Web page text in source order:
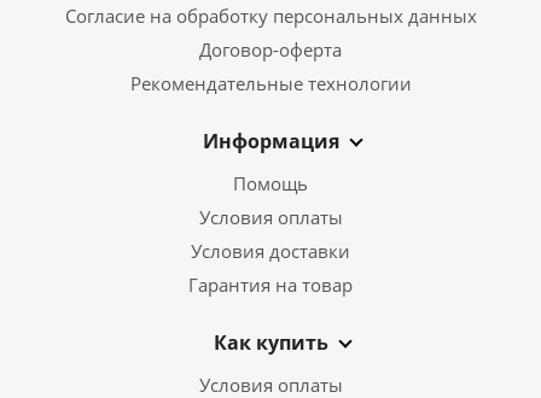
Согласие на обработку персональных данных
Договор-оферта
Рекомендательные технологии
Информация
Помощь
Условия оплаты
Условия доставки
Гарантия на товар
Как купить
Условия оплаты